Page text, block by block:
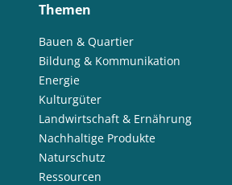
Themen
Bauen & Quartier
Bildung & Kommunikation
Energie
Kulturgüter
Landwirtschaft & Ernährung
Nachhaltige Produkte
Naturschutz
Ressourcen